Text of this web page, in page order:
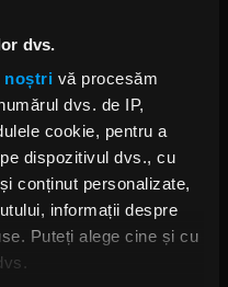
dvs.
noștri vă procesăm
dvs. de IP,
cookie, pentru a
dispozitivul dvs., cu
conținut personalizate,
informații despre
Puteți alege cine și cu